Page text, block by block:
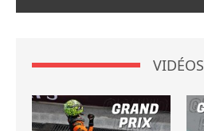
VIDÉOS